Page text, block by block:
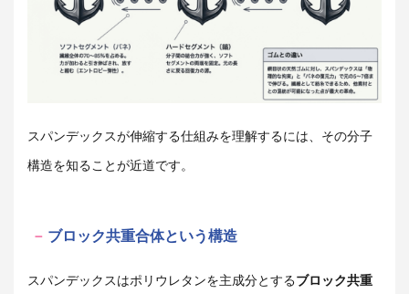
スパンデックスが伸縮する仕組みを理解するには、その分子
構造を知ることが近道です。
ブロック共重合体という構造
スパンデックスはポリウレタンを主成分とするブロック共重